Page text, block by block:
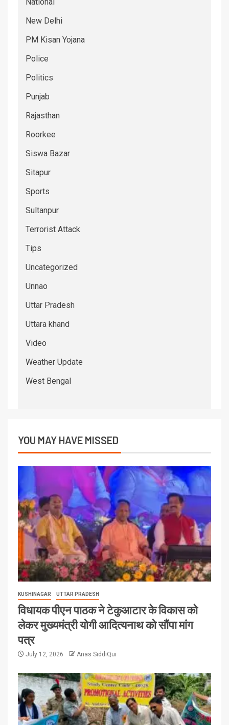
New Delhi
PM Kisan Yojana
Police
Politics
Punjab
Rajasthan
Roorkee
Siswa Bazar
Sitapur
Sports
Sultanpur
Terrorist Attack
Tips
Uncategorized
Unnao
Uttar Pradesh
Uttara khand
Video
Weather Update
West Bengal
YOU MAY HAVE MISSED
KUSHINAGAR UTTAR PRADESH
विधायक पीएन पाठक ने टेकुआटार के विकास को
लेकर मुख्यमंत्री योगी आदित्यनाथ को सौंपा मांग
पत्र
July 12, 2026 Anas SiddiQui